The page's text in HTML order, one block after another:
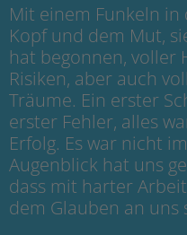
Mit einem Funkeln in
Kopf und dem Mut,
hat begonnen, voller
Risiken, aber auch
Träume. Ein erster
erster Fehler, alles
Erfolg. Es war nicht
Augenblick hat uns
dass mit harter
dem Glauben an uns